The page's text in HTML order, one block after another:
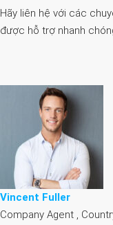
Hãy liên hệ với các
được hỗ trợ nhanh
Vincent Fuller
Company Agent ,